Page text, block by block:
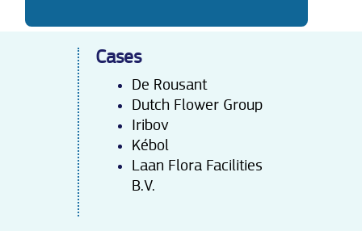
Cases
De Rousant
Dutch Flower Group
Iribov
Kébol
Laan Flora Facilities
B.V.